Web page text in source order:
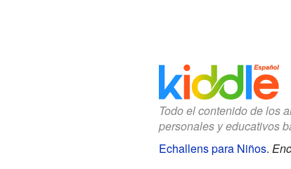
Todo el contenido de los
personales y educativos
Echallens para Niños.